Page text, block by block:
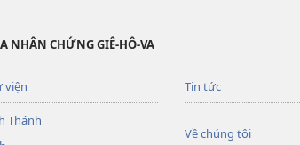
NHÂN CHỨNG GIÊ-HÔ-VA
viện
Thánh
Tin tức
Về chúng tôi